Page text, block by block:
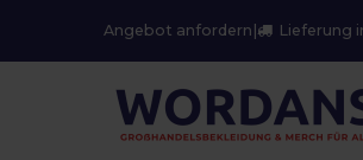
Angebot anfordern Lieferung